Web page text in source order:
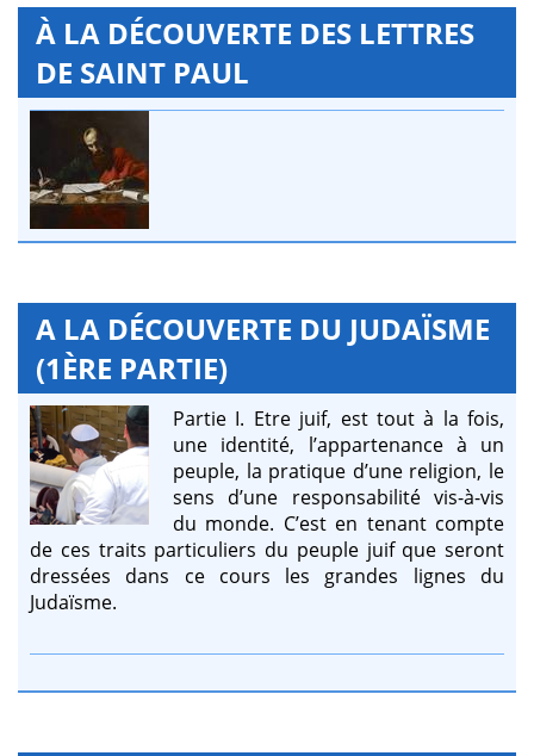
À LA DÉCOUVERTE DES LETTRES
DE SAINT PAUL
A LA DÉCOUVERTE DU JUDAÏSME
(1ÈRE PARTIE)
Partie I. Etre juif, est tout à la fois,
une identité, l’appartenance à un
peuple, la pratique d’une religion, le
sens d’une responsabilité vis-à-vis
du monde. C’est en tenant compte
de ces traits particuliers du peuple juif que seront
dressées dans ce cours les grandes lignes du
Judaïsme.